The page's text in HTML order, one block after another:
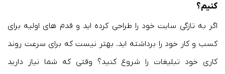
کنیم؟
اگر به تازگی سایت خود را طراحی کرده اید و قدم های اولیه برای
کسب و کار خود را برداشته اید. بهتر نیست که برای سرعت روند
کاری خود تبلیغات را شروع کنید؟ وقتی که شما نیاز دارید